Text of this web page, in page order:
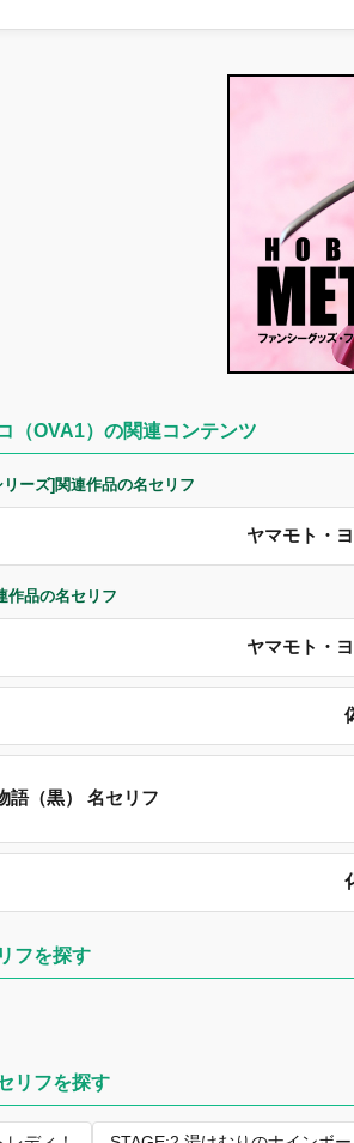
（OVA1）の関連コンテンツ
ーズ]関連作品の名セリフ
ヤマモト・
作品の名セリフ
ヤマモト・
語（黒） 名セリフ
フを探す
リフを探す